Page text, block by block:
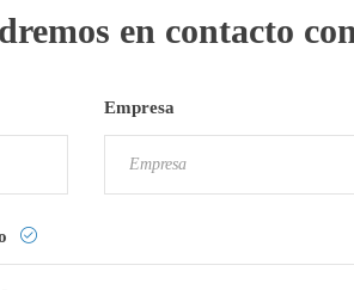
en contacto
Empresa